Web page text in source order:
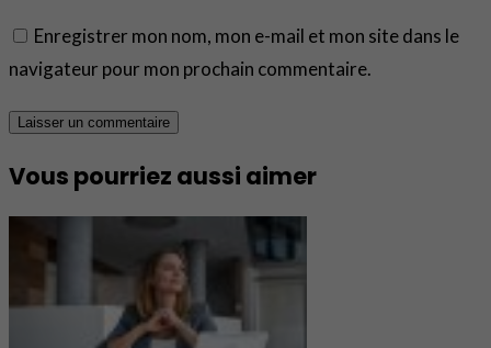
Enregistrer mon nom, mon e-mail et mon site dans le
navigateur pour mon prochain commentaire.
Vous pourriez aussi aimer